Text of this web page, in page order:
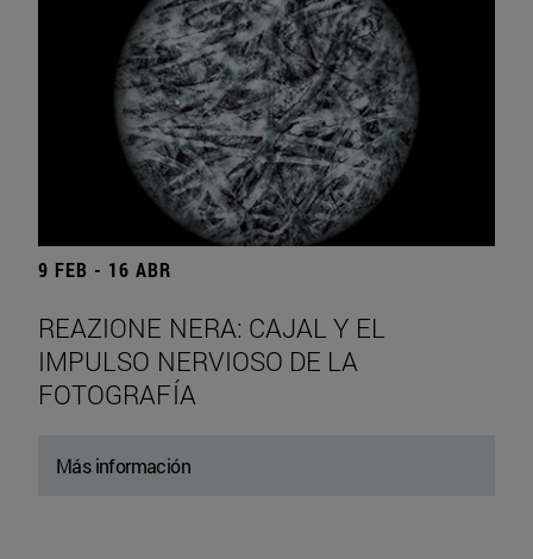
9 FEB - 16 ABR
REAZIONE NERA: CAJAL Y EL
IMPULSO NERVIOSO DE LA
FOTOGRAFÍA
Más información